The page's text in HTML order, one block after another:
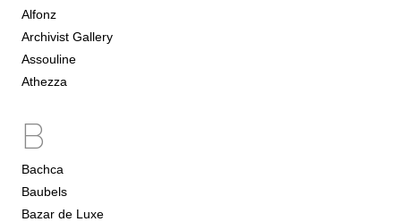
Alfonz
Archivist Gallery
Assouline
Athezza
B
Bachca
Baubels
Bazar de Luxe